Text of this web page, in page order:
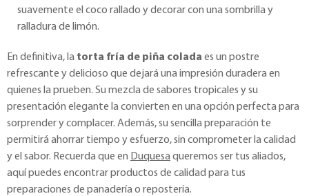
suavemente el coco rallado y decorar con una sombrilla y
ralladura de limón.
En definitiva, la torta fría de piña colada es un postre
refrescante y delicioso que dejará una impresión duradera en
quienes la prueben. Su mezcla de sabores tropicales y su
presentación elegante la convierten en una opción perfecta para
sorprender y complacer. Además, su sencilla preparación te
permitirá ahorrar tiempo y esfuerzo, sin comprometer la calidad
y el sabor. Recuerda que en Duquesaqueremos ser tus aliados,
aquí puedes encontrar productos de calidad para tus
preparaciones de panadería o repostería.